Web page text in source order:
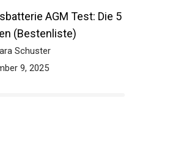
AGM Test: Die 5
(Bestenliste)
Schuster
9, 2025